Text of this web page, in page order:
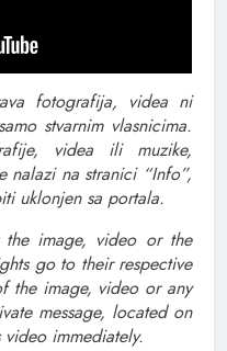
fotografija, videa ni
stvarnim vlasnicima.
videa ili muzike,
nalazi na stranici “Info”,
uklonjen sa portala.
image, video or the
go to their respective
the image, video or any
message, located on
immediately.